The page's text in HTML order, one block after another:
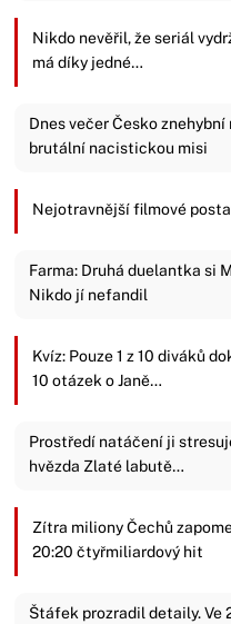
Nikdo nevěřil, že seriál
má díky jedné…
Dnes večer Česko
brutální nacistickou misi
Nejotravnější filmové
Farma: Druhá duelantka si
Nikdo jí nefandil
Kvíz: Pouze 1 z 10 diváků
10 otázek o Janě…
Prostředí natáčení ji
hvězda Zlaté labutě…
Zítra miliony Čechů
20:20 čtyřmiliardový hit
Štáfek prozradil detaily. Ve